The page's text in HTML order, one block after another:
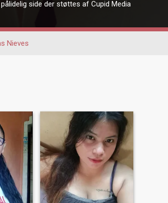
pålidelig side der støttes af Cupid Media
Nieves